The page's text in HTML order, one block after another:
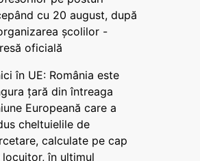
cu 20 august, după
școlilor -
oficială
în UE: România este
țară din întreaga
Europeană care a
cheltuielile de
calculate pe cap
locuitor, în ultimul